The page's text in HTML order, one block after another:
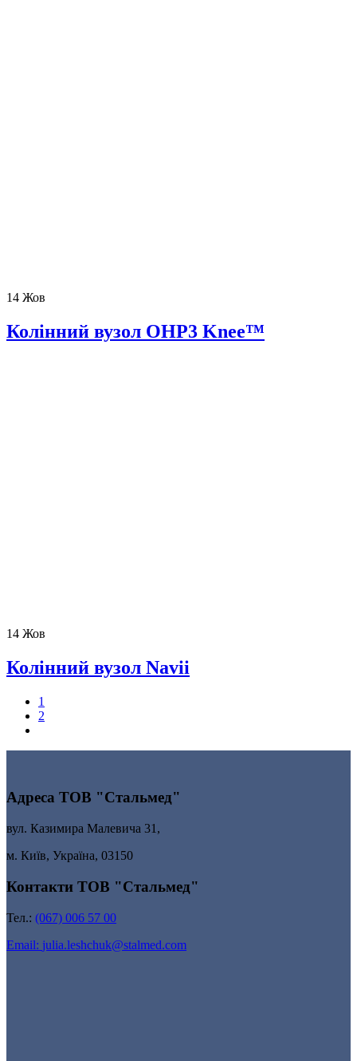
14 Жов
Колінний вузол OHP3 Knee™
14 Жов
Колінний вузол Navii
1
2
Адреса ТОВ "Стальмед"
вул. Казимира Малевича 31,
м. Київ, Україна, 03150
Контакти ТОВ "Стальмед"
Тел.: (067) 006 57 00
Email: julia.leshchuk@stalmed.com